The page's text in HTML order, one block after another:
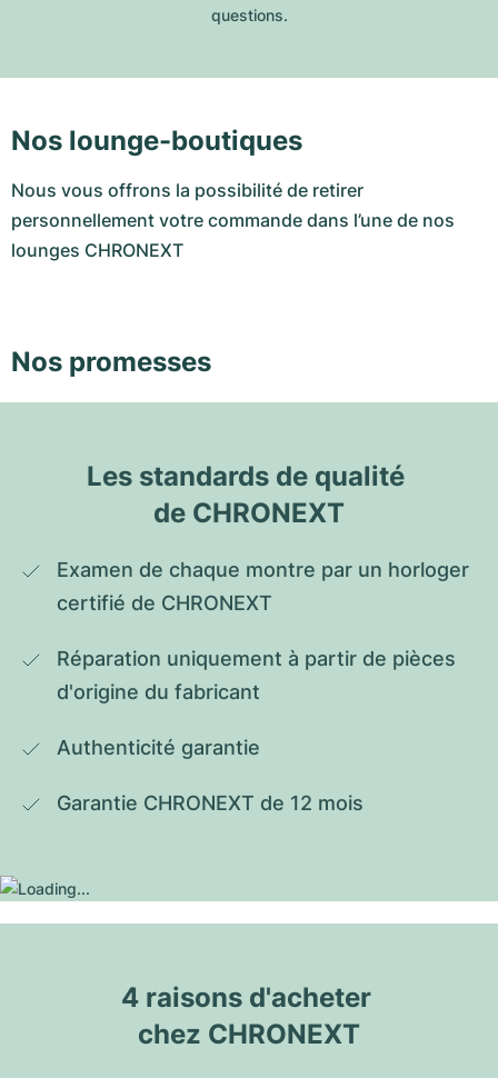
questions.
Nos lounge-boutiques
Nous vous offrons la possibilité de retirer
personnellement votre commande dans l’une de nos
lounges CHRONEXT
Nos promesses
Les standards de qualité
de CHRONEXT
Examen de chaque montre par un horloger
certifié de CHRONEXT
Réparation uniquement à partir de pièces
d'origine du fabricant
Authenticité garantie
Garantie CHRONEXT de 12 mois
4 raisons d'acheter
chez CHRONEXT